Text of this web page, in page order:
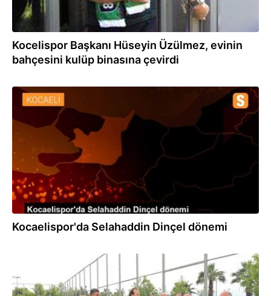
Kocelispor Başkanı Hüseyin Üzülmez, evinin
bahçesini kulüp binasına çevirdi
24.10.2019
Kocaelispor'da Selahaddin Dinçel dönemi